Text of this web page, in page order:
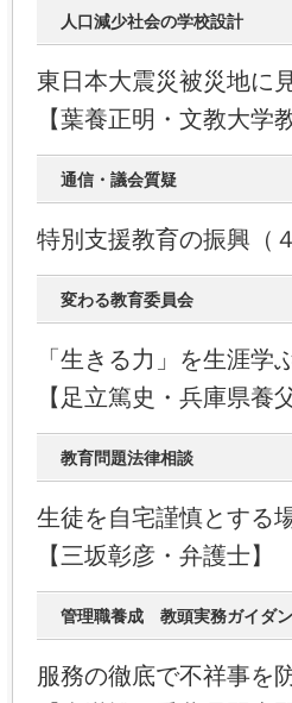
人口減少社会の学校設計
東日本大震災被災地に
【葉養正明・文教大学
通信・議会質疑
特別支援教育の振興（４
変わる教育委員会
「生きる力」を生涯学
【足立篤史・兵庫県養
教育問題法律相談
生徒を自宅謹慎とする
【三坂彰彦・弁護士】
管理職養成 教頭実務ガイダ
服務の徹底で不祥事を